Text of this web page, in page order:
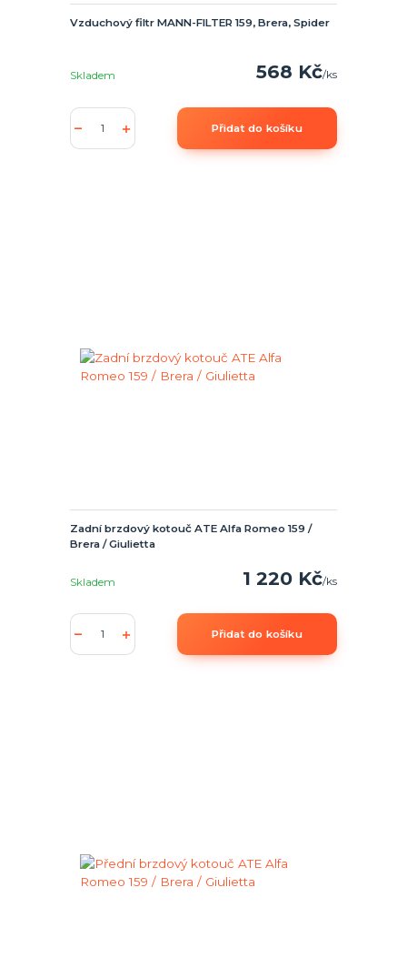
Vzduchový filtr MANN-FILTER 159, Brera, Spider
568 Kč/ks
Skladem
Přidat do košíku
Zadní brzdový kotouč ATE Alfa Romeo 159 /
Brera / Giulietta
1 220 Kč/ks
Skladem
Přidat do košíku